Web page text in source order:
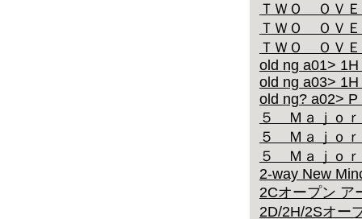
ＴＷＯ ＯＶ
ＴＷＯ ＯＶ
ＴＷＯ ＯＶ
old ng a01>
old ng a03>
old ng? a02>
５ Ｍａｊｏ
５ Ｍａｊｏ
５ Ｍａｊｏ
2-way New
2Cオープン ア
2D/2H/2Sオー